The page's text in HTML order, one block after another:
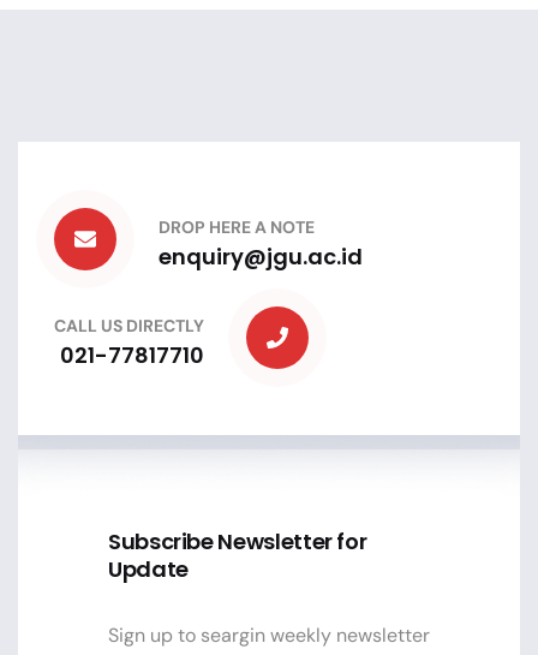
DROP HERE A NOTE
enquiry@jgu.ac.id
CALL US DIRECTLY
021-77817710
Subscribe Newsletter for
Update
Sign up to seargin weekly newsletter